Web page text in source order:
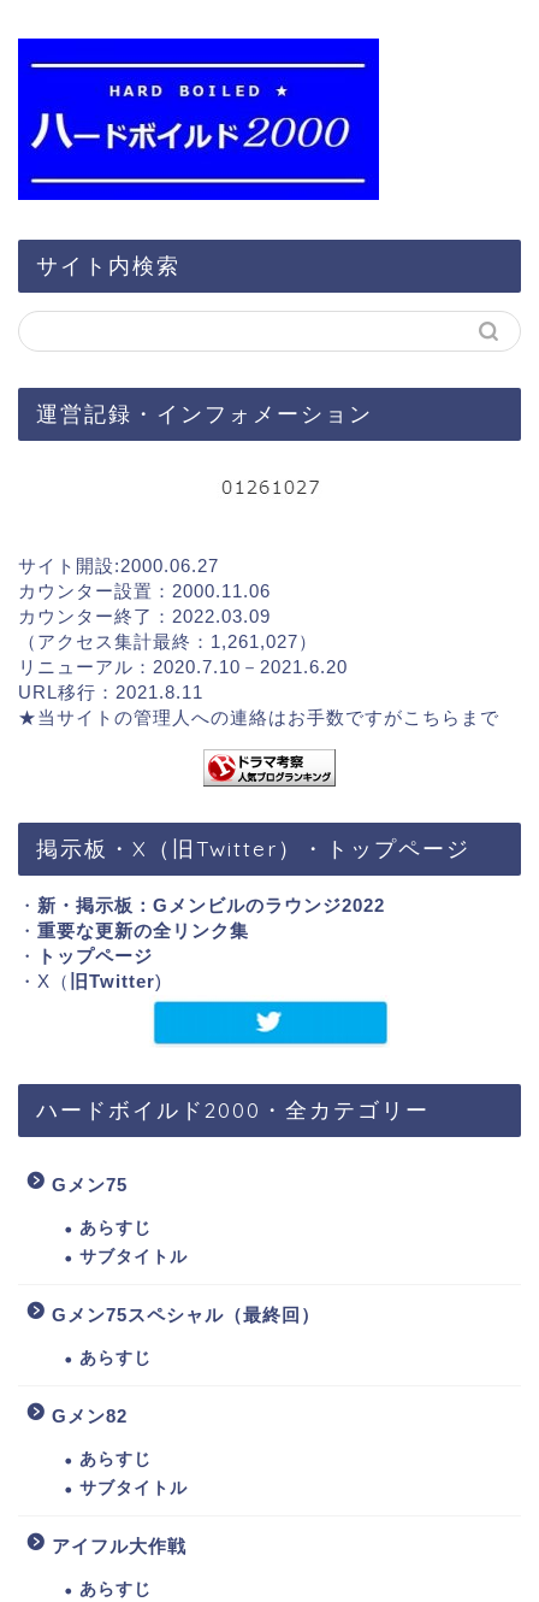
サイト内検索
運営記録・インフォメーション
サイト開設:2000.06.27
カウンター設置：2000.11.06
カウンター終了：2022.03.09
（アクセス集計最終：1,261,027）
リニューアル：2020.7.10－2021.6.20
URL移行：2021.8.11
★当サイトの管理人への連絡はお手数ですがこちらまで
掲示板・X（旧Twitter）・トップページ
・ 新・掲示板：Gメンビルのラウンジ2022
・ 重要な更新の全リンク集
・
トップページ
・X（ 旧Twitter)
ハードボイルド2000・全カテゴリー
Gメン75
あらすじ
サブタイトル
Gメン75スペシャル（最終回）
あらすじ
Gメン82
あらすじ
サブタイトル
アイフル大作戦
あらすじ